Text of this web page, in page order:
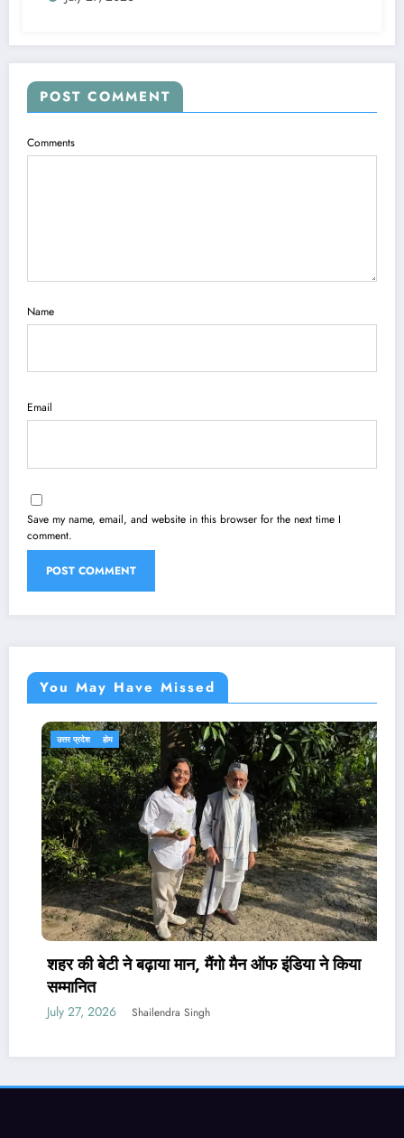
POST COMMENT
Comments
Name
Email
Save my name, email, and website in this browser for the next time I
comment.
You May Have Missed
उत्तर प्रदेश होम
शहर की बेटी ने बढ़ाया मान, मैंगो मैन ऑफ इंडिया ने किया
सम्मानित
July 27, 2026 Shailendra Singh